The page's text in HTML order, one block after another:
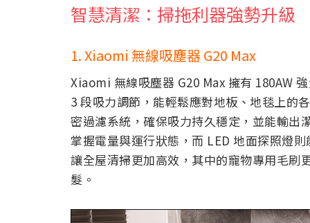
智慧清潔：掃拖利器強勢升級
1. Xiaomi 無線吸塵器 G20 Max
Xiaomi 無線吸塵器 G20 Max 擁有 180AW
3 段吸力調節，能輕鬆應對地板、地毯上的
密過濾系統，確保吸力持久穩定，並能輸出
掌握電量與運行狀態，而 LED 地面探照燈
讓全屋清掃更加高效，其中的寵物專用毛刷
髮。